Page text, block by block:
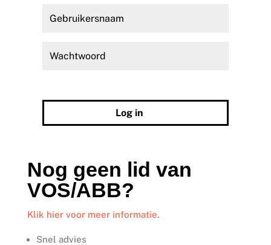
Log in
Nog geen lid van
VOS/ABB?
Klik hier voor meer informatie.
Snel advies